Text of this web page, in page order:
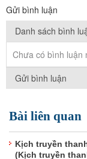
Gửi bình luận
Danh sách bình
Chưa có bình luận
Gửi bình luận
Bài liên quan
Kịch truyền
(Kịch truyền